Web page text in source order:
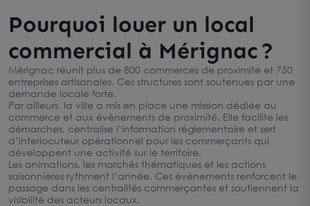
Pourquoi louer un local
commercial à Mérignac ?
Mérignac réunit plus de 800 commerces de proximité et 750
entreprises artisanales. Ces structures sont soutenues par une
demande locale forte.
Par ailleurs, la ville a mis en place une mission dédiée au
commerce et aux évènements de proximité. Elle facilite les
démarches, centralise l’information réglementaire et sert
d’interlocuteur opérationnel pour les commerçants qui
développent une activité sur le territoire.
Les animations, les marchés thématiques et les actions
saisonnières rythment l’année. Ces évènements renforcent le
passage dans les centralités commerçantes et soutiennent la
visibilité des acteurs locaux.